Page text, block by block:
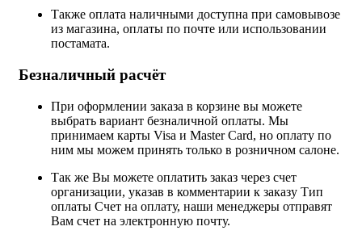
Также оплата наличными доступна при самовывозе
из магазина, оплаты по почте или использовании
постамата.
Безналичный расчёт
При оформлении заказа в корзине вы можете
выбрать вариант безналичной оплаты. Мы
принимаем карты Visa и Master Card, но оплату по
ним мы можем принять только в розничном салоне.
Так же Вы можете оплатить заказ через счет
организации, указав в комментарии к заказу Тип
оплаты Счет на оплату, наши менеджеры отправят
Вам счет на электронную почту.